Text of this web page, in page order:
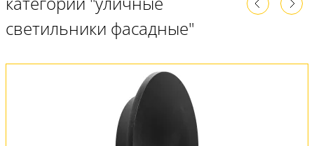
светильники фасадные"